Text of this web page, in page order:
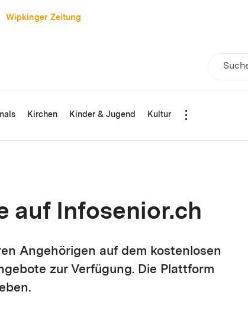
Wipkinger Zeitung
Kirchen Kinder & Jugend Kultur
auf Infosenior.ch
Angehörigen auf dem kostenlosen
zur Verfügung. Die Plattform